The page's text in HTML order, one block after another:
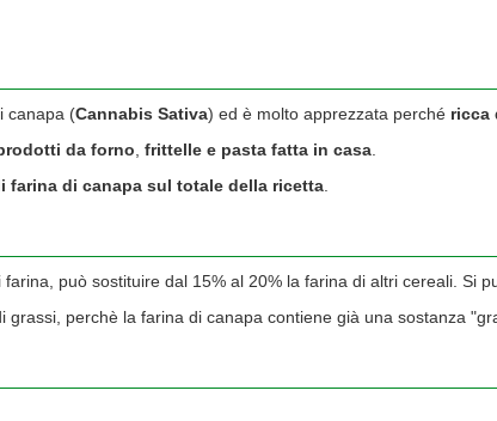
canapa (Cannabis Sativa) ed è molto apprezzata perché ricca
da forno frittelle e pasta fatta in casa
farina di canapa sul totale della ricetta
può sostituire dal 15% al 20% la farina di altri cereali. Si
perchè la farina di canapa contiene già una sostanza